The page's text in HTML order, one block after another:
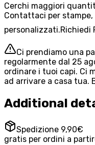
Cerchi maggiori
Contattaci per
personalizzati.Richiedi
Ci prendiamo una
regolarmente dal 25
ordinare i tuoi capi. Ci
ad arrivare a casa tua.
Additional
Spedizione 9,90€
gratis per ordini a